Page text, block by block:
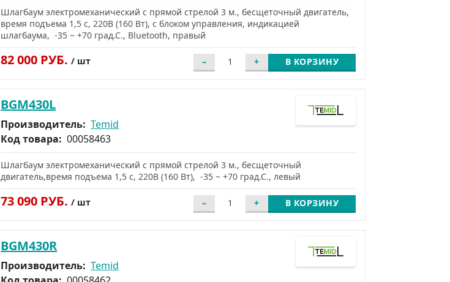
Шлагбаум электромеханический с прямой стрелой 3 м., бесщеточный двигатель,
время подъема 1,5 c, 220В (160 Вт), с блоком управления, индикацией
шлагбаума, -35 ~ +70 град.С., Bluetooth, правый
82 000 РУБ./ шт В КОРЗИНУ
BGM430L
Производитель: Temid
Код товара: 00058463
Шлагбаум электромеханический с прямой стрелой 3 м., бесщеточный
двигатель,время подъема 1,5 c, 220В (160 Вт), -35 ~ +70 град.С., левый
73 090 РУБ./ шт В КОРЗИНУ
BGM430R
Производитель: Temid